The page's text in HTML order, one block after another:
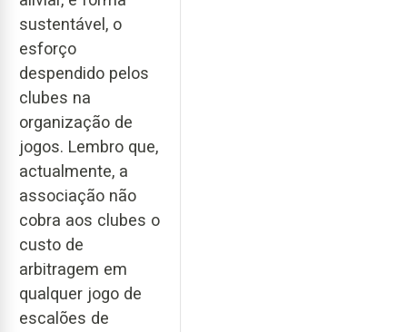
sustentável, o
esforço
despendido pelos
clubes na
organização de
jogos. Lembro que,
actualmente, a
associação não
cobra aos clubes o
custo de
arbitragem em
qualquer jogo de
escalões de